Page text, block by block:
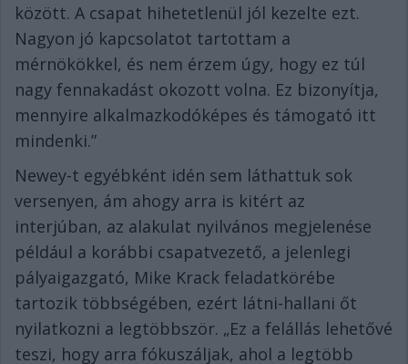
között. A csapat hihetetlenül jól kezelte ezt.
Nagyon jó kapcsolatot tartottam a
mérnökökkel, és nem érzem úgy, hogy ez túl
nagy fennakadást okozott volna. Ez bizonyítja,
mennyire alkalmazkodóképes és támogató itt
mindenki.”
Newey-t egyébként idén sem láthattuk sok
versenyen, ám ahogy arra is kitért az
interjúban, az alakulat nyilvános megjelenése
például a korábbi csapatvezető, a jelenlegi
pályaigazgató, Mike Krack feladatkörébe
tartozik többségében, ezért látni-hallani őt
nyilatkozni a legtöbbször. „Ez a felállás lehetővé
teszi, hogy arra fókuszáljak, ahol a legtöbb